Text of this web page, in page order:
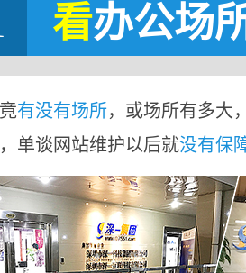
看办公场
有没有场所，或场所有多大
单谈网站维护以后就没有保